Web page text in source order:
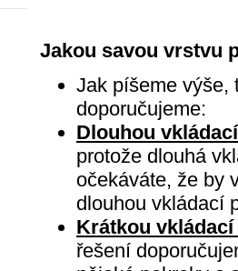
Jakou savou vrstvu
Jak píšeme výše,
doporučujeme:
Dlouhou
protože dlouhá
očekáváte, že by
dlouhou vkládací
Krátkou
řešení